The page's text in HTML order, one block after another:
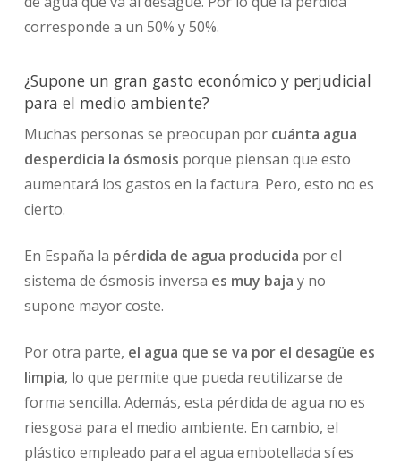
corresponde a un 50% y 50%.
¿Supone un gran gasto económico y perjudicial
para el medio ambiente?
Muchas personas se preocupan porcuánta agua
desperdicia la ósmosis porque piensan que esto
aumentará los gastos en la factura. Pero, esto no es
cierto.
En España la pérdida de agua producida por el
sistema de ósmosis inversa es muy baja y no
supone mayor coste.
Por otra parte, el agua que se va por el desagüe es
limpia, lo que permite que pueda reutilizarse de
forma sencilla. Además, esta pérdida de agua no es
riesgosa para el medio ambiente. En cambio, el
plástico empleado para el agua embotellada sí es